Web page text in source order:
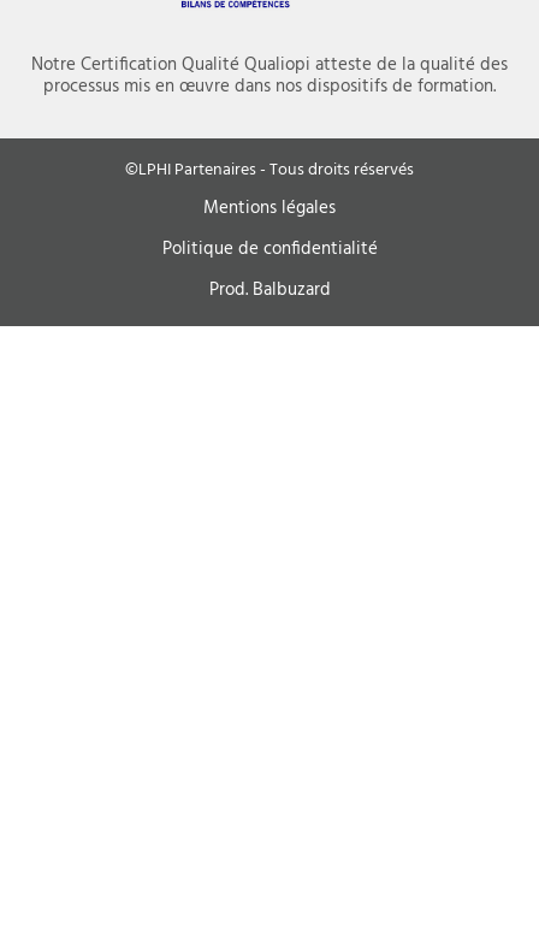
Notre Certification Qualité Qualiopi atteste de la qualité des
processus mis en œuvre dans nos dispositifs de formation.
©LPHI Partenaires - Tous droits réservés
Mentions légales
Politique de confidentialité
Prod. Balbuzard